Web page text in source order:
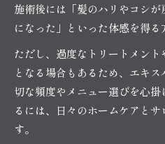
施術後には「髪のハリやコシ
になった」といった体感を得る
ただし、過度なトリートメン
となる場合もあるため、エキ
切な頻度やメニュー選びを心
るには、日々のホームケアと
す。